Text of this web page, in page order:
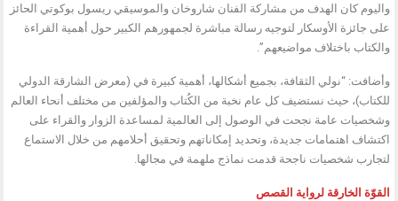
واليوم كان الهدف من مشاركة الفنان شاروخان والموسيقي ريسول بوكوتي الحائز
على جائزة الأوسكار لتوجيه رسالة مباشرة لجمهورهم الكبير حول أهمية القراءة
والكتاب باختلاف مواضيعهم”.
وأضافت: “نولي الثقافة، بجميع أشكالها، أهمية كبيرة في (معرض الشارقة الدولي
للكتاب)، حيث نستضيف كل عام نخبة من الكُتاب والمؤلفين من مختلف أنحاء العالم
وشخصيات عامة نجحت في الوصول إلى العالمية لمساعدة الزوار والقراء على
اكتشاف اهتمامات جديدة، وتحديد إمكاناتهم وتحقيق أحلامهم من خلال الاستماع
لتجارب شخصيات ناجحة قدمت نماذج ملهمة في مجالها.
القوّة الخارقة لرواية القصص